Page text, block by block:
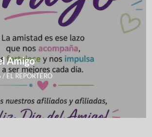
Amigo
/ EL REPORTERO